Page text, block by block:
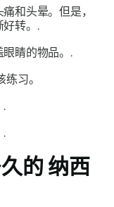
和头晕。但是，
好转。.
睛的物品。.
习。
.
.
的纳西